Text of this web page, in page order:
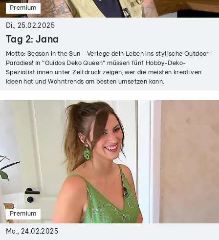
Premium
Di., 25.02.2025
Tag 2: Jana
Motto: Season in the Sun - Verlege dein Leben ins stylische Outdoor-
Paradies! In "Guidos Deko Queen" müssen fünf Hobby-Deko-
Spezialist:innen unter Zeitdruck zeigen, wer die meisten kreativen
Ideen hat und Wohntrends am besten umsetzen kann.
Premium
Mo., 24.02.2025